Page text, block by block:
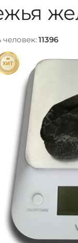
человек:11396